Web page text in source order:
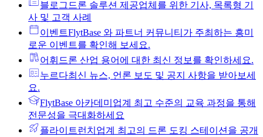
블로그 드론 솔루션 제공업체를 위한 기사, 목록형 기
사 및 고객 사례
이벤트FlytBase 와 파트너 커뮤니티가 주최하는 흥미
로운 이벤트를 확인해 보세요.
어휘 드론 산업 용어에 대한 최신 정보를 확인하세요.
누르다최신 뉴스, 언론 보도 및 공지 사항을 받아보세
요.
FlytBase 아카데미 업계 최고 수준의 교육 과정을 통해
전문성을 극대화하세요
플라이트런치 업계 최고의 드론 도킹 스테이션을 공개